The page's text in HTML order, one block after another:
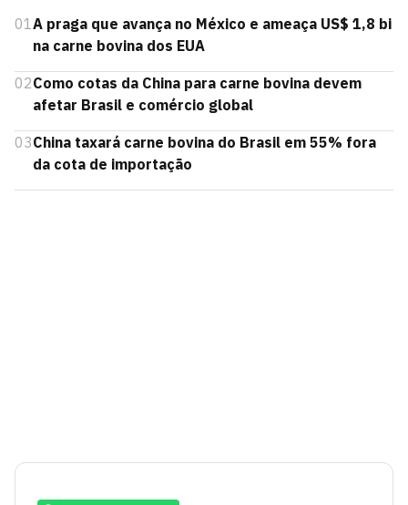
01A praga que avança no México e ameaça US$ 1,8 bi
na carne bovina dos EUA
02Como cotas da China para carne bovina devem
afetar Brasil e comércio global
03China taxará carne bovina do Brasil em 55% fora
da cota de importação